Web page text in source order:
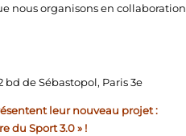
nous organisons en collaboration
bd de Sébastopol, Paris 3e
leur nouveau projet :
du Sport 3.0 » !